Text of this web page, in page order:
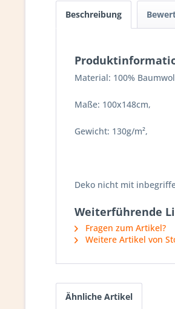
Beschreibung
Material: 100%
Maße: 100x148cm,
Gewicht: 130g/m²,
Deko nicht mit
Weiterführende
Fragen zum Artikel?
Weitere Artikel von
Ähnliche Artikel